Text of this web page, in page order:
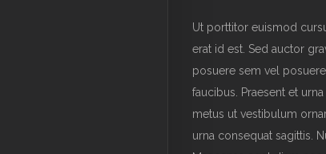
Ut porttitor euismod
erat id est. Sed auctor
posuere sem vel
faucibus. Praesent et
metus ut vestibulum
urna consequat sagittis.